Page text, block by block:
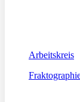
Arbeitskreis